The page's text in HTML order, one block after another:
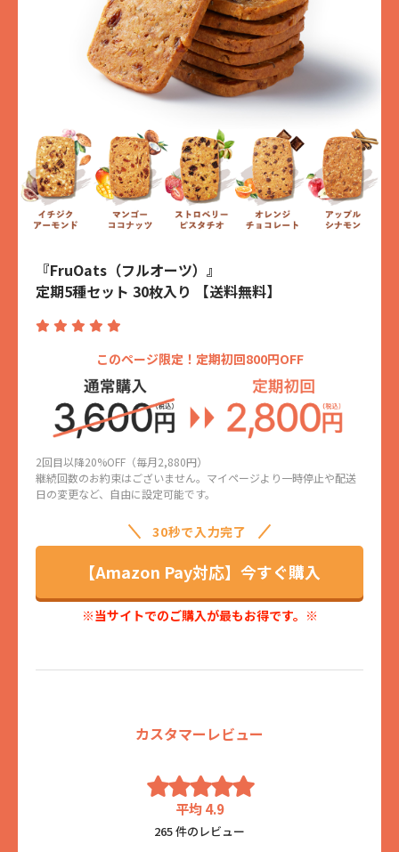
『FruOats（フルオーツ）』
定期5種セット 30枚入り 【送料無料】
このページ限定！定期初回800円OFF
2回目以降20%OFF（毎月2,880円）
継続回数のお約束はございません。マイページより一時停止や配送
日の変更など、自由に設定可能です。
30秒で入力完了
【Amazon Pay対応】今すぐ購入
※当サイトでのご購入が最もお得です。※
カスタマーレビュー
平均 4.9
265 件のレビュー